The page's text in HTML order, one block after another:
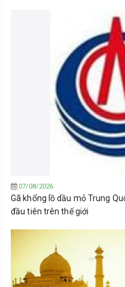
07/08/2026
Gã khổng lồ dầu mỏ Trung
đầu tiên trên thế giới